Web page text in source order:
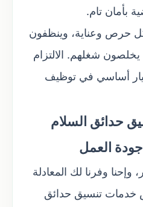
بأمان تام.
حرص وعناية، وينظفون
يخلصون شغلهم. الالتزام
أساسي في توظيف
حدائق السلام
العمل
وإحنا وفرنا لك المعادلة
خدمات تنسيق حدائق